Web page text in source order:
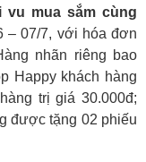
vu mua sắm cùng
– 07/7, với hóa đơn
nhãn riêng bao
Happy khách hàng
trị giá 30.000đ;
được tặng 02 phiếu